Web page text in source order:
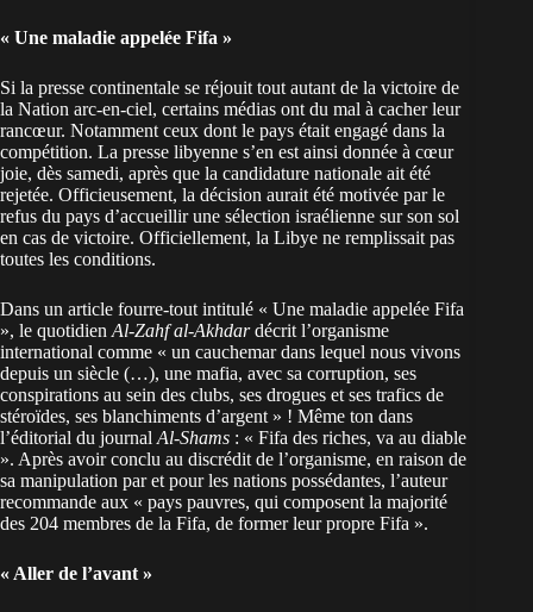
« Une maladie appelée Fifa »
Si la presse continentale se réjouit tout autant de la victoire de
la Nation arc-en-ciel, certains médias ont du mal à cacher leur
rancœur. Notamment ceux dont le pays était engagé dans la
compétition. La presse libyenne s’en est ainsi donnée à cœur
joie, dès samedi, après que la candidature nationale ait été
rejetée. Officieusement, la décision aurait été motivée par le
refus du pays d’accueillir une sélection israélienne sur son sol
en cas de victoire. Officiellement, la Libye ne remplissait pas
toutes les conditions.
Dans un article fourre-tout intitulé « Une maladie appelée Fifa
», le quotidien Al-Zahf al-Akhdardécrit l’organisme
international comme « un cauchemar dans lequel nous vivons
depuis un siècle (…), une mafia, avec sa corruption, ses
conspirations au sein des clubs, ses drogues et ses trafics de
stéroïdes, ses blanchiments d’argent » ! Même ton dans
l’éditorial du journal Al-Shams : « Fifa des riches, va au diable
». Après avoir conclu au discrédit de l’organisme, en raison de
sa manipulation par et pour les nations possédantes, l’auteur
recommande aux « pays pauvres, qui composent la majorité
des 204 membres de la Fifa, de former leur propre Fifa ».
« Aller de l’avant »